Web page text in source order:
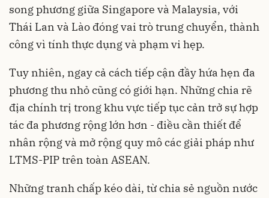
song phương giữa Singapore và Malaysia, với
Thái Lan và Lào đóng vai trò trung chuyển, thành
công vì tính thực dụng và phạm vi hẹp.
Tuy nhiên, ngay cả cách tiếp cận đầy hứa hẹn đa
phương thu nhỏ cũng có giới hạn. Những chia rẽ
địa chính trị trong khu vực tiếp tục cản trở sự hợp
tác đa phương rộng lớn hơn - điều cần thiết để
nhân rộng và mở rộng quy mô các giải pháp như
LTMS-PIP trên toàn ASEAN.
Những tranh chấp kéo dài, từ chia sẻ nguồn nước